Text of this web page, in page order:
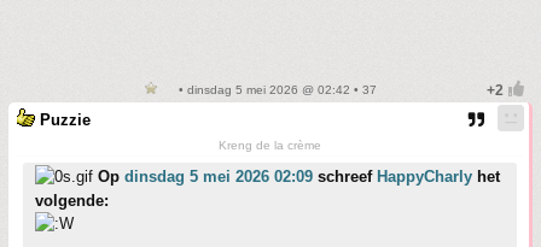
• dinsdag 5 mei 2026 @ 02:42 • 37
Puzzie
Kreng de la crème
Op dinsdag 5 mei 2026 02:09 schreef HappyCharly het
volgende: